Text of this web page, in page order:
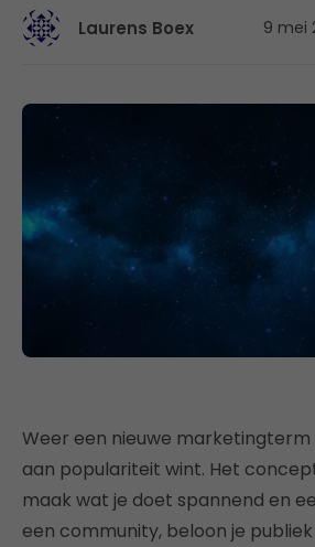
Laurens Boex 9 mei
Weer een nieuwe
aan populariteit wint. Het
maak wat je doet spannend en
een community, beloon je